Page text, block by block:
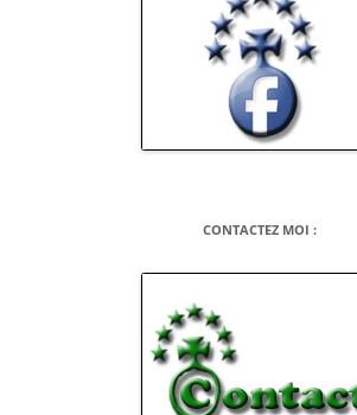
CONTACTEZ MOI :